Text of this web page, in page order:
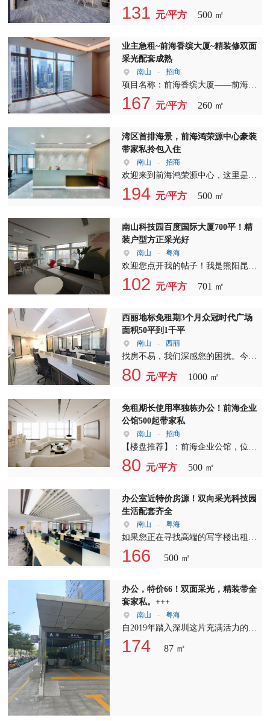
是您企业发展的理想之选。此写字楼
出租、写字楼招租信息，将为您详细
面积达500平方米，宽敞的空间可以
满足不同企业的需求。单价仅为60元
起，性价比极高。 写字楼格局为
8+1，设计合理，空间利用率高。朝
向西南，双面采光，大落地玻璃设
计，让您在办公的享受充足的阳光和
都非常好，是办公的理想选择。 空
调系统24小时独立控制，确保室内温
度舒适，提升工作效率。交通便利，
地铁1号线高新园站B出口仅30米，让
时看房，随时入驻，无需等待，即租
服务，由保利物业有限公司负责，确
保您的办公环境安全无忧。 大冲商
务中心C座配备12部进口高速客梯，
其中低中区6部，中高区6部，货梯2
部，满足不同层次的出行需求。高速
客梯的配备，大大提升了上下班高峰
各类咖啡、便利店、餐饮美食、酒店
公寓、银行等一应俱全，满足您在办
公之余的生活需求。写字楼出租、写
字楼招租，选择大冲商务中心C座，
让您的生活和工作更加便捷。 在这
里，您不仅能够享受到优越的办公环
把握这一写字楼出租、写字楼招租的
绝佳机会，为您的企业注入新的活
力！
131 元/平方 500 ㎡
业主急租~前海香缤大厦~精装修双面
采光配套成熟
南山 - 招商
项目名称：前海香缤大厦——前海自
贸区核心商务地标 位于前海自贸区
的核心地段，前海香缤大厦以其优越
为众多企业争相租赁的理想之地。大
厦总面积达260平方米，单价低至60
元起，为您节省成本的提供高品质的
办公体验。 大厦朝向高层海景，无
论是精装还是毛坯，都能满足不同客
户的需求。配备24小时计算流量的空
装修房源更是带家私，可直接入住，
省去装修的繁琐。 看房时间灵活，
钥匙在手，随时可看，让您无需等
待，即可实地考察。交房时间同样灵
求。 服务内容方面，我们致力于帮
事宜。作为专业的南山、福田写字楼
代理，我们拥有丰富的市场经验和专
业知识，总能为您找到最合适的办公
空间。 从业8年，我们积累了丰富的
匹配最合适、性价比最高的房源。无
公室出租，我们都能为您提供全方位
的服务。 选择前海香缤大厦，就是
选择了一个充满活力的商务环境。我
们期待与您的合作，共同创造美好的
未来。感谢您的浏览，祝您身体健
康，生意兴隆，财源广进！ 如果您
公室出租的信息，请随时联系我们，
我们将竭诚为您服务。
167 元/平方 260 ㎡
湾区首排海景，前海鸿荣源中心豪装
带家私拎包入住
南山 - 招商
欢迎来到前海鸿荣源中心，这里是我
们精心打造的商务空间，致力于为各
类企业提供优质高效的办公环境。现
租、办公室出租服务，满足不同企业
的需求。 我们有一款备受关注的写
字楼出租产品，面积达到500平方
米，租金仅为90元/平/月。这里的室
内装修精致，大气前台让人眼前一
亮，户型方正，双面采光通透，高层
追求品质的企业。 为了满足加班企
业的需求，我们还配备了先进的空调
系统，采用冰蓄冷空调24小时分户计
量，让您的企业无论何时都能享受到
的写字楼出租、写字楼招租、办公室
待，即可享受便捷的办公体验。 除
了500平方米的写字楼出租外，我们
还提供多种面积的选择，包括65平、
100平、132平、178平、210平、256
700平、800平、1000平至3000平不
业，都能在这里找到合适的办公空
间。 前海鸿荣源中心，期待您的光
临。在这里，我们将为您提供全方位
的商务支持，助力您的企业蓬勃发
展。欢迎来电咨询，了解更多写字楼
出租、写字楼招租、办公室出租详
194 元/平方 500 ㎡
南山科技园百度国际大厦700平！精
装户型方正采光好
南山 - 粤海
欢迎您点开我的帖子！我是熊阳昆，
您的专属置业顾问。在这里，我将竭
诚为您介绍一系列优质的写字楼出租
若您有意向房源，可直接与我联系。
我们的服务完全免费，旨在为您提供
最专业的咨询和最贴心的服务。
一、远行房源介绍 《1》项目名称：
深圳百度国际大厦 《2》建筑面积：
701.35平米 《3》租金：120元/平
海景，独立室外卫生间，尽享办公与
休闲的完美结合 《5》交通：乘坐地
铁2号线科苑站，便捷的交通网络，
让您轻松到达目的地 二、更多写字
息 除了深圳百度国际大厦，我们还
不限于： 《1》市中心商务区写字楼
出租，地段优越，设施齐全，是企业
发展的理想选择。 《2》科技园区写
字楼招租，专注于科技创新企业，提
业园区办公室出租，汇聚创意人才，
感兴趣，或者有其他特定的需求，请
随时通过右上角的电话联系我。我将
根据您的需求，为您推荐最合适的写
字楼。 三、定制化服务，满足您的
个性化需求 我们深知每位客户的需
求都是独一无二的，因此我们提供定
102 元/平方 701 ㎡
西丽地标免租期3个月众冠时代广场
面积50平到1千平
南山 - 西丽
找房不易，我们深感您的困扰。今
天，我想借此机会向您真诚地表达我
们的诚意，希望能为您提供帮助。我
有一款能满足您的需求。 向您推荐
我们位于众冠时代广场的优质写字
楼。该项目周边配套设施齐全，有益
田假日里购物中心、民企科技园、明
亮科技园、众冠红花岭等，地理位置
优越，地铁口即达，出行极为便利。
目：众冠时代广场，周边有益田假日
里购物中心、民企科技园，明亮科技
园，众冠红花岭等，位置好！地铁口
出来就是！ 《2》面积：505千平；
业：12元，空调24小时开放； 《5》
看房时间：已空置，有密码，电话联
系随时方便看房！ 《7》使用时间：
随时进驻，可以配家私！ 《8》停车
位：共有停车位1200个，月卡500元
字楼出租、写字楼招租、办公室出租
80 元/平方 1000 ㎡
免租期长使用率独栋办公！前海企业
公馆500起带家私
南山 - 招商
【楼盘推荐】：前海企业公馆，位于
前海深港现代服务业合作示范区前湾
片区，这里汇聚了众多高端商务资
【面积展示】：前海企业公馆提供多
种面积选择，从100-1000平米的整层
空间不等，满足不同企业的需求。今
日特别推荐500㎡的豪华办公空间，
欢迎咨询更多单位面积及价格信息。
【租金详情】：租金仅为90元/平，
VRV空调按电表计数，24小时独立控
制，为您打造舒适的办公环境。
【特区馆优惠】：特区馆管理费更低
至13元/平，空调费用也包含在内，
点】：豪华装修，双面采光朝向看海
80 元/平方 500 ㎡
办公室近特价房源！双向采光科技园
生活配套齐全
南山 - 粤海
如果您正在寻找高端的写字楼出租或
办公室出租服务，我们诚挚地邀请您
关注我们的优质房源。我们的服务旨
方案，而且这一切都是完全免费的！
一、远行房源介绍 《1》项目名称：
比克科技大厦 这是一座位于繁华商
务区的写字楼，以其现代化的设计和
高品质的设施，成为了众多企业理想
的办公场所。 《2》建筑面积：500
166 500 ㎡
办公，特价66！双面采光，精装带全
套家私。+++
南山 - 粤海
自2019年踏入深圳这片充满活力的土
地，我加入了租售服务行业，致力于
为各类企业提供优质的办公空间解决
174 87 ㎡